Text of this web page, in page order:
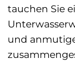
tauchen Sie
und